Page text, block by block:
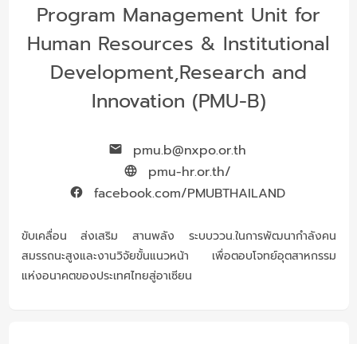
Program Management Unit for
Human Resources & Institutional
Development,Research and
Innovation (PMU-B)
pmu.b@nxpo.or.th
pmu-hr.or.th/
facebook.com/PMUBTHAILAND
ขับเคลื่อน ส่งเสริม สานพลัง ระบบววน.ในการพัฒนากำลังคน
สมรรถนะสูงและงานวิจัยขั้นแนวหน้า เพื่อตอบโจทย์อุตสาหกรรม
แห่งอนาคตของประเทศไทยสู่อาเซียน